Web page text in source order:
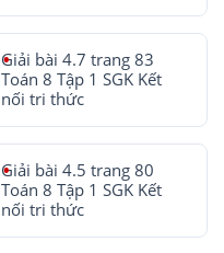
Giải bài 4.7 trang 83
Toán 8 Tập 1 SGK Kết
nối tri thức
Giải bài 4.5 trang 80
Toán 8 Tập 1 SGK Kết
nối tri thức